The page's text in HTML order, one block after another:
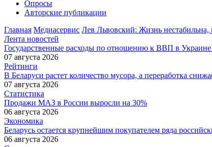
Опросы
Авторские публикации
Главная Медиасервис Лев Львовский: Жизнь
Лента новостей
Государственные расходы по отношению к ВВП в
07 августа 2026
Рейтинги
В Беларуси растет количество мусора, а переработка
07 августа 2026
Статистика
Продажи МАЗ в России выросли на 30%
06 августа 2026
Экономика
Беларусь остается крупнейшим покупателем ряда
06 августа 2026